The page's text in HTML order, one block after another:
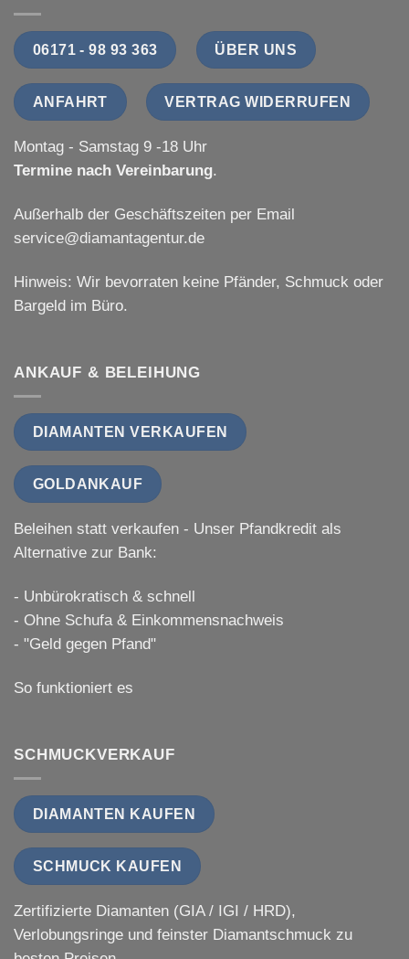
06171 - 98 93 363 ÜBER UNS
ANFAHRT VERTRAG WIDERRUFEN
Montag - Samstag 9 -18 Uhr
Termine nach Vereinbarung.
Außerhalb der Geschäftszeiten per Email
service@diamantagentur.de
Hinweis: Wir bevorraten keine Pfänder, Schmuck oder
Bargeld im Büro.
ANKAUF & BELEIHUNG
DIAMANTEN VERKAUFEN
GOLDANKAUF
Beleihen statt verkaufen - Unser Pfandkredit als
Alternative zur Bank:
- Unbürokratisch & schnell
- Ohne Schufa & Einkommensnachweis
- "Geld gegen Pfand"
So funktioniert es
SCHMUCKVERKAUF
DIAMANTEN KAUFEN
SCHMUCK KAUFEN
Zertifizierte Diamanten (GIA / IGI / HRD),
Verlobungsringe und feinster Diamantschmuck zu